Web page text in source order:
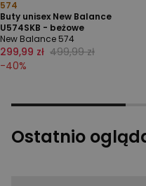
574
Buty unisex New Balance
U574SKB - beżowe
New Balance 574
299,99 zł 499,99 zł
-40%
Ostatnio